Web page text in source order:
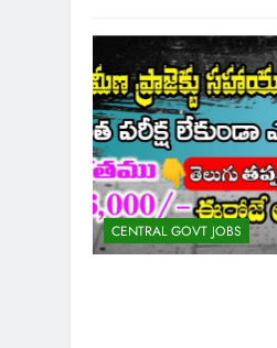
CENTRAL GOVT JOBS